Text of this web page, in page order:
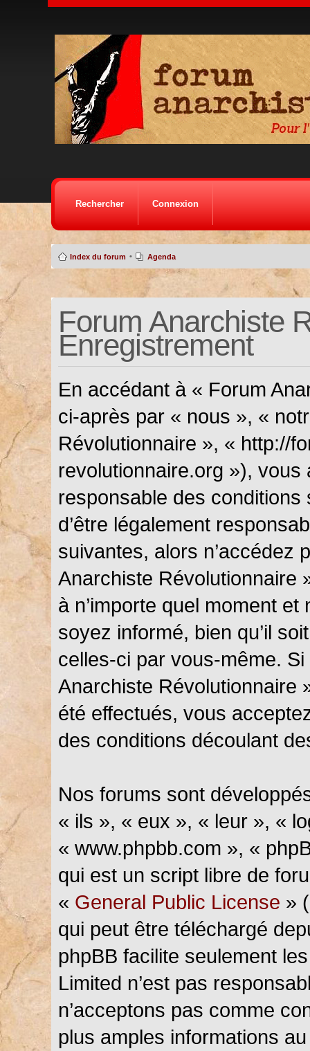
Rechercher Connexion
Index du forum • Agenda
Forum Anarchiste
Enregistrement
En accédant à « Forum
ci-après par « nous », «
Révolutionnaire », « http://
revolutionnaire.org »), vous
responsable des conditions
d’être légalement
suivantes, alors n’accédez
Anarchiste Révolutionnaire
à n’importe quel moment
soyez informé, bien qu’il
celles-ci par vous-même.
Anarchiste Révolutionnaire
été effectués, vous
des conditions découlant
Nos forums sont
« ils », « eux », « leur », «
« www.phpbb.com », «
qui est un script libre de
« General Public License »
qui peut être téléchargé
phpBB facilite seulement
Limited n’est pas
n’acceptons pas comme
plus amples informations